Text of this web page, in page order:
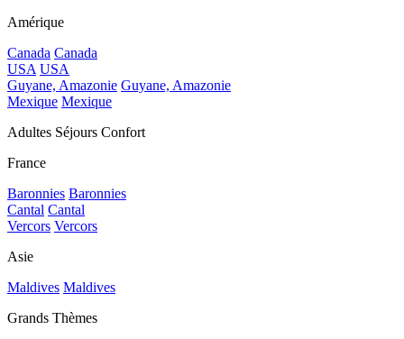
Amérique
Canada Canada
USA USA
Guyane, Amazonie Guyane, Amazonie
Mexique Mexique
Adultes Séjours Confort
France
Baronnies Baronnies
Cantal Cantal
Vercors Vercors
Asie
Maldives Maldives
Grands Thèmes